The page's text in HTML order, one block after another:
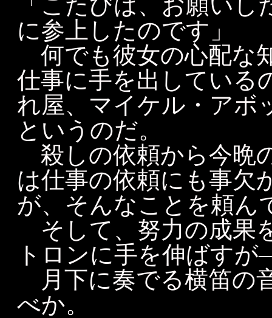
に参上したのです」
何でも彼女の心配な
仕事に手を出している
れ屋、マイケル・アボ
というのだ。
殺しの依頼から今晩
は仕事の依頼にも事欠
が、そんなことを頼ん
そして、努力の成果
トロンに手を伸ばす
月下に奏でる横笛の
べか。